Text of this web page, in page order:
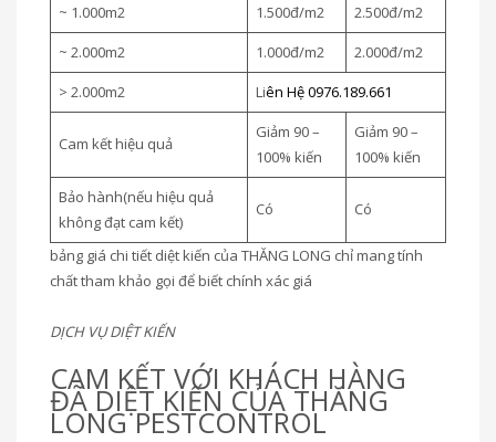
~ 1.000m2
1.500đ/m2
2.500đ/m2
~ 2.000m2
1.000đ/m2
2.000đ/m2
> 2.000m2
Liên Hệ 0976.189.661
Cam kết hiệu quả
Giảm 90 –
100% kiến
Giảm 90 –
100% kiến
Bảo hành(nếu hiệu quả
không đạt cam kết)
Có Có
bảng giá chi tiết diệt kiến của THĂNG LONG chỉ mang tính
chất tham khảo gọi để biết chính xác giá
DỊCH VỤ DIỆT KIẾN
CAM KẾT VỚI KHÁCH HÀNG
ĐÃ DIỆT KIẾN CỦA THĂNG
LONG PESTCONTROL